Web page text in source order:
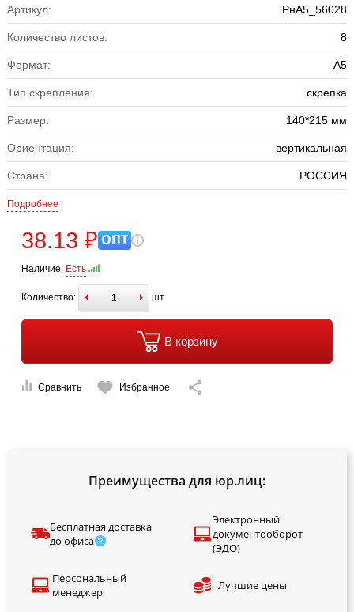
Артикул: РнА5_56028
Количество листов: 8
Формат: А5
Тип скрепления: скрепка
Размер: 140*215 мм
Ориентация: вертикальная
Страна: РОССИЯ
Подробнее
38.13 ₽ ОПТ
Наличие: Есть
Количество: шт
В корзину
Сравнить Избранное
Преимущества для юр.лиц:
Бесплатная доставка
до офиса
Электронный
документооборот
(ЭДО)
Персональный
менеджер
Лучшие цены